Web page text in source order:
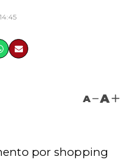
A A
por shopping